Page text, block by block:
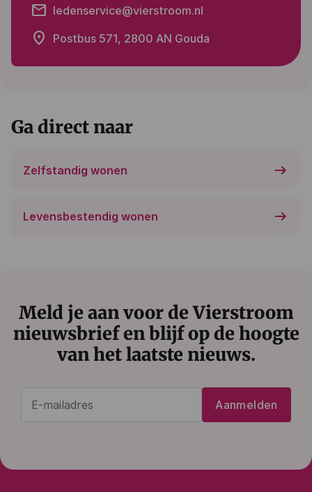
email ledenservice@vierstroom.nl
place Postbus 571, 2800 AN Gouda
Ga direct naar
Zelfstandig wonen arrow_right_alt
Levensbestendig wonen arrow_right_alt
Meld je aan voor de Vierstroom
nieuwsbrief en blijf op de hoogte
van het laatste nieuws.
Aanmelden